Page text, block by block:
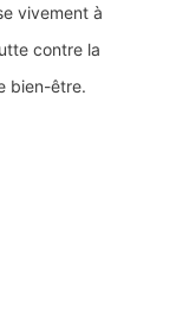
vivement à
contre la
bien-être.